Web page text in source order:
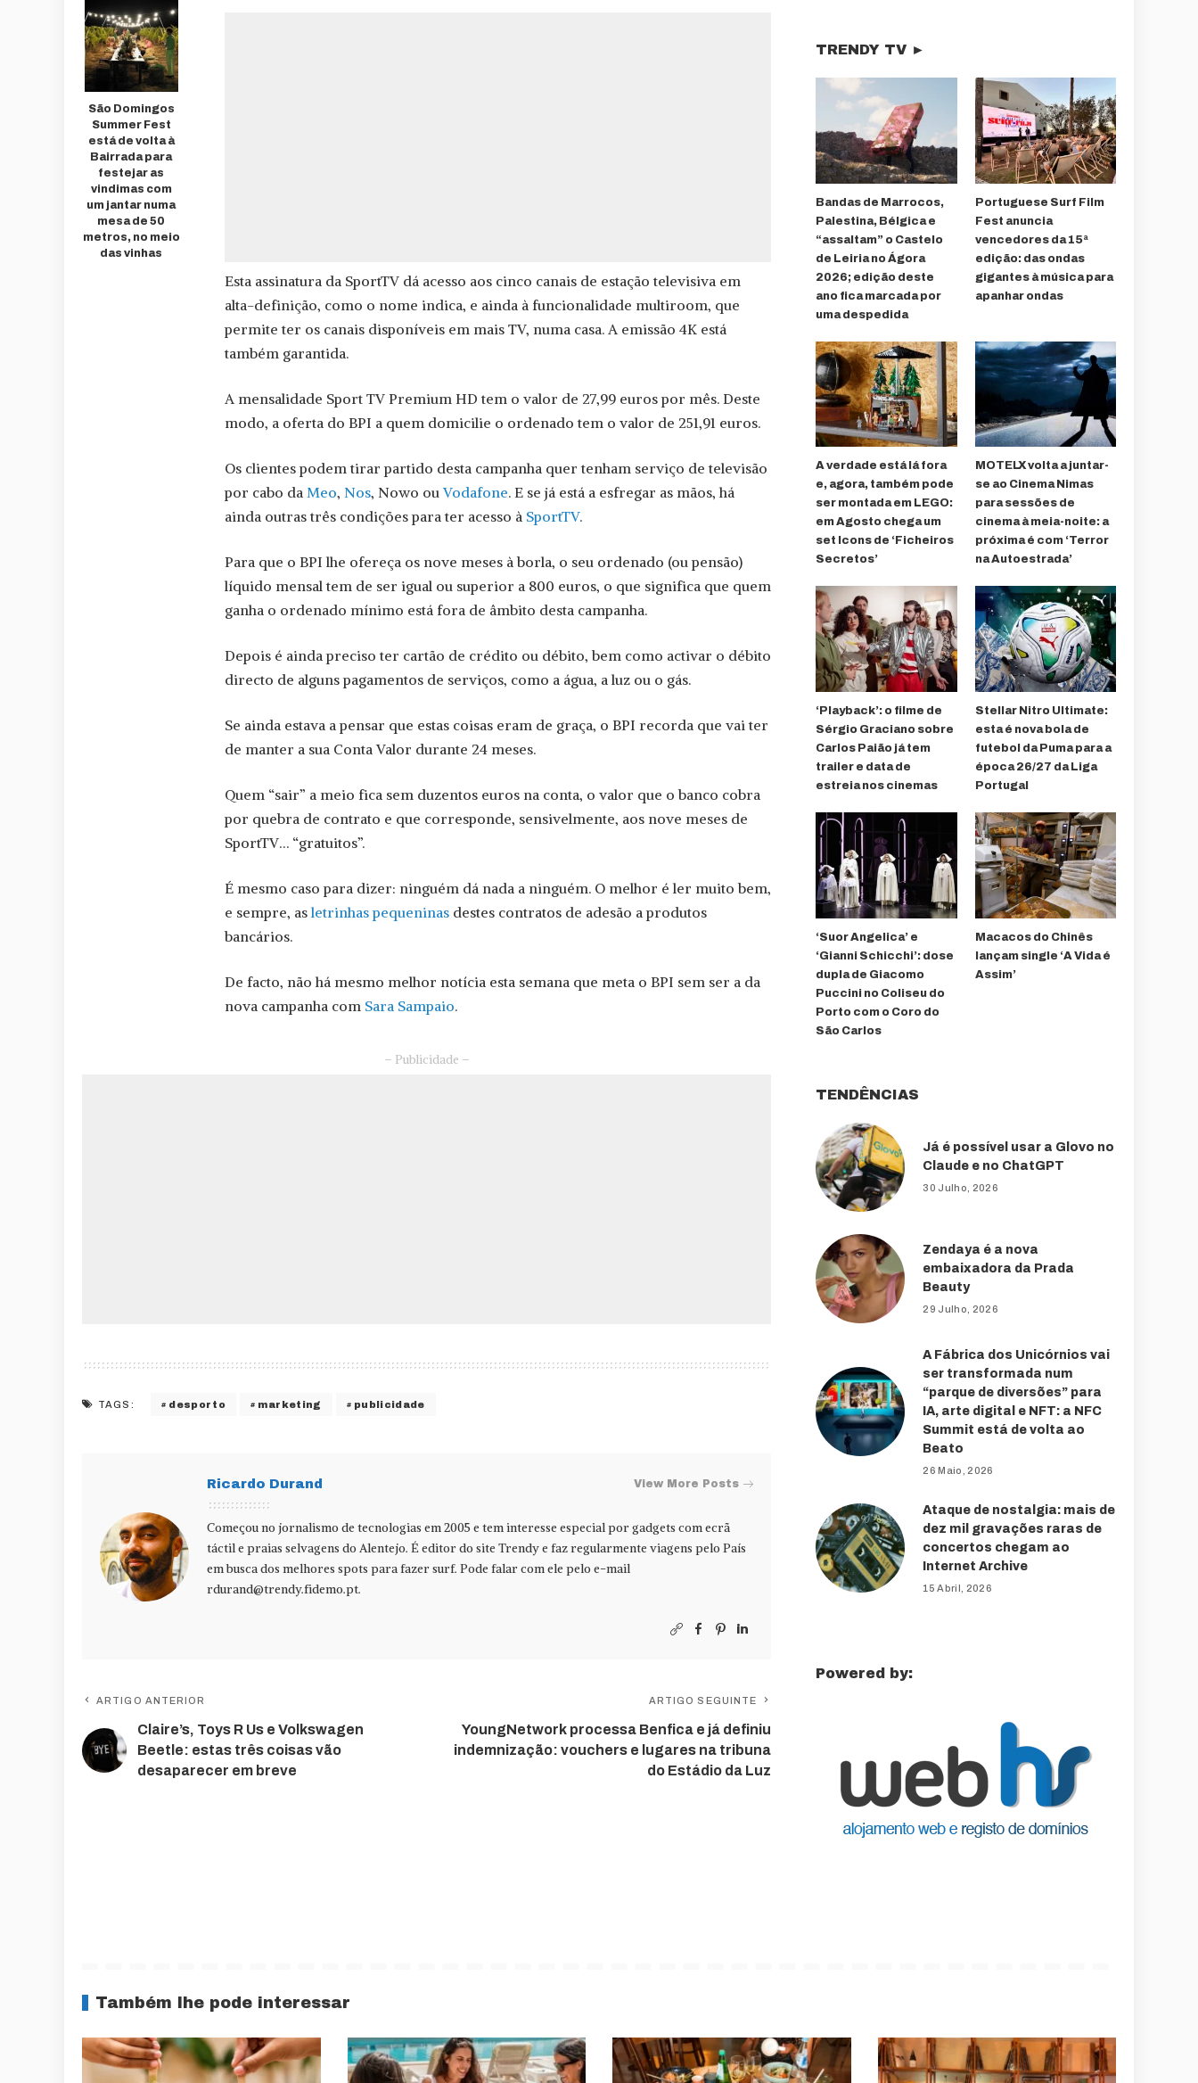
São Domingos
Summer Fest
está de volta à
Bairrada para
festejar as
vindimas com
um jantar numa
mesa de 50
metros, no meio
das vinhas
Esta assinatura da SportTV dá acesso aos cinco canais de estação televisiva em
alta-definição, como o nome indica, e ainda à funcionalidade multiroom, que
permite ter os canais disponíveis em mais TV, numa casa. A emissão 4K está
também garantida.
A mensalidade Sport TV Premium HD tem o valor de 27,99 euros por mês. Deste
modo, a oferta do BPI a quem domicilie o ordenado tem o valor de 251,91 euros.
Os clientes podem tirar partido desta campanha quer tenham serviço de televisão
por cabo da Meo, Nos, Nowo ouVodafone. E se já está a esfregar as mãos, há
ainda outras três condições para ter acesso à SportTV.
Para que o BPI lhe ofereça os nove meses à borla, o seu ordenado (ou pensão)
líquido mensal tem de ser igual ou superior a 800 euros, o que significa que quem
ganha o ordenado mínimo está fora de âmbito desta campanha.
Depois é ainda preciso ter cartão de crédito ou débito, bem como activar o débito
directo de alguns pagamentos de serviços, como a água, a luz ou o gás.
Se ainda estava a pensar que estas coisas eram de graça, o BPI recorda que vai ter
de manter a sua Conta Valor durante 24 meses.
Quem “sair” a meio fica sem duzentos euros na conta, o valor que o banco cobra
por quebra de contrato e que corresponde, sensivelmente, aos nove meses de
SportTV… “gratuitos”.
É mesmo caso para dizer: ninguém dá nada a ninguém. O melhor é ler muito bem,
e sempre, as letrinhas pequeninas destes contratos de adesão a produtos
bancários.
De facto, não há mesmo melhor notícia esta semana que meta o BPI sem ser a da
nova campanha com Sara Sampaio.
– Publicidade –
TAGS: desporto marketing publicidade
Ricardo Durand View More Posts
Começou no jornalismo de tecnologias em 2005 e tem interesse especial por gadgets com ecrã
táctil e praias selvagens do Alentejo. É editor do site Trendy e faz regularmente viagens pelo País
em busca dos melhores spots para fazer surf. Pode falar com ele pelo e-mail
rdurand@trendy.fidemo.pt.
ARTIGO ANTERIOR
Claire’s, Toys R Us e Volkswagen
Beetle: estas três coisas vão
desaparecer em breve
ARTIGO SEGUINTE
YoungNetwork processa Benfica e já definiu
indemnização: vouchers e lugares na tribuna
do Estádio da Luz
TRENDY TV ►
Bandas de Marrocos,
Palestina, Bélgica e
“assaltam” o Castelo
de Leiria no Ágora
2026; edição deste
ano fica marcada por
uma despedida
Portuguese Surf Film
Fest anuncia
vencedores da 15ª
edição: das ondas
gigantes à música para
apanhar ondas
A verdade está lá fora
e, agora, também pode
ser montada em LEGO:
em Agosto chega um
set Icons de ‘Ficheiros
Secretos’
MOTELX volta a juntar-
se ao Cinema Nimas
para sessões de
cinema à meia-noite: a
próxima é com ‘Terror
na Autoestrada’
‘Playback’: o filme de
Sérgio Graciano sobre
Carlos Paião já tem
trailer e data de
estreia nos cinemas
Stellar Nitro Ultimate:
esta é nova bola de
futebol da Puma para a
época 26/27 da Liga
Portugal
‘Suor Angelica’ e
‘Gianni Schicchi’: dose
dupla de Giacomo
Puccini no Coliseu do
Porto com o Coro do
São Carlos
Macacos do Chinês
lançam single ‘A Vida é
Assim’
TENDÊNCIAS
Já é possível usar a Glovo no
Claude e no ChatGPT
30 Julho, 2026
Zendaya é a nova
embaixadora da Prada
Beauty
29 Julho, 2026
A Fábrica dos Unicórnios vai
ser transformada num
“parque de diversões” para
IA, arte digital e NFT: a NFC
Summit está de volta ao
Beato
26 Maio, 2026
Ataque de nostalgia: mais de
dez mil gravações raras de
concertos chegam ao
Internet Archive
15 Abril, 2026
Powered by:
Também lhe pode interessar